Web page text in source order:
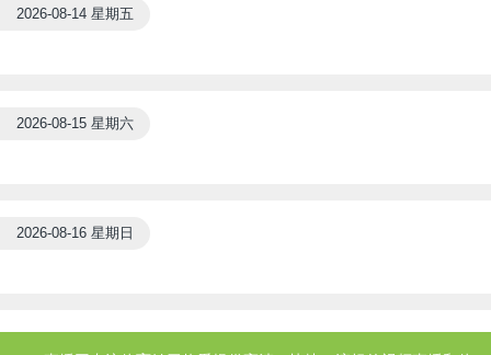
2026-08-14 星期五
2026-08-15 星期六
2026-08-16 星期日